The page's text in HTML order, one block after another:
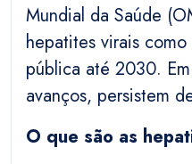
Mundial da Saúde
hepatites virais
pública até 2030.
avanços, persistem
O que são as